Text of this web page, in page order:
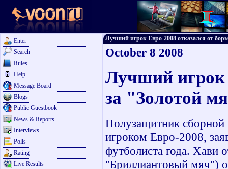
Enter
Search
Rules
Help
Message Board
Blogs
Public Guestbook
News & Reports
Interviews
Polls
Rating
Live Results
Лучший игрок Евро-2008 отказался от
October 8 2008
Лучший игрок
за "Золотой
Полузащитник
игроком Евро-2008,
футболиста года. Хави
"Бриллиантовый мяч")